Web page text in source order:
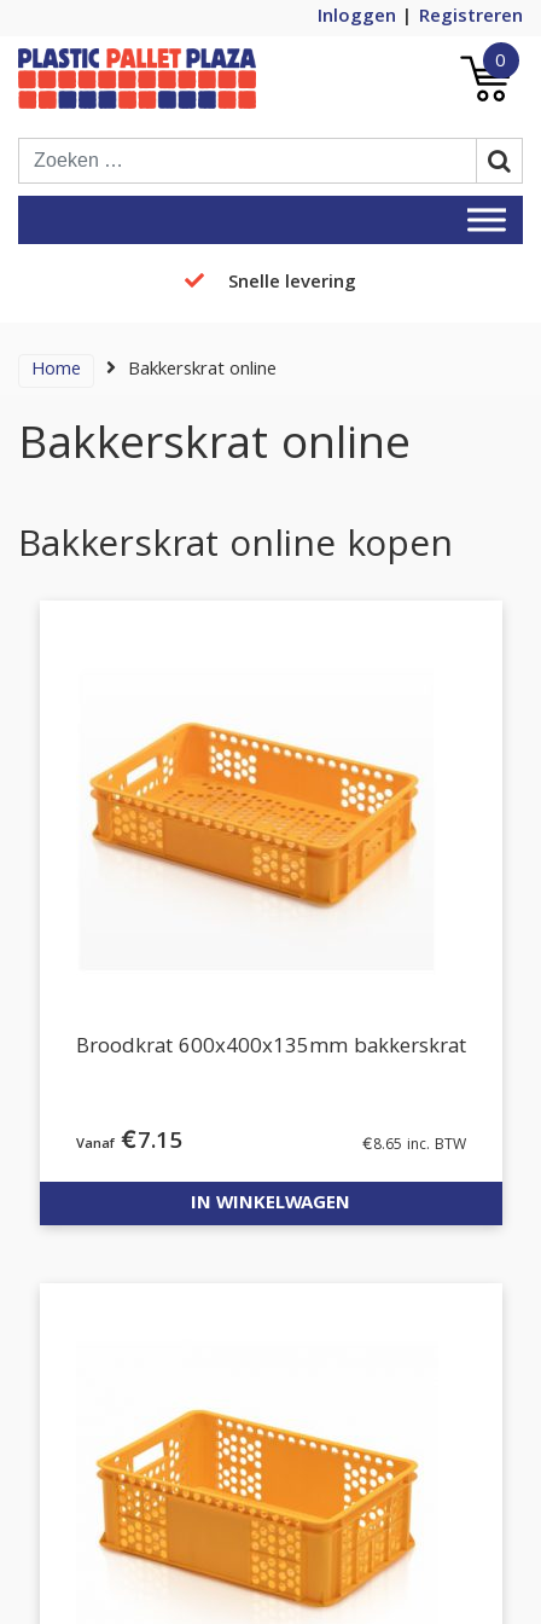
Inloggen
Registreren
Plastic Pallet Plaza
Plastic Pallets Plaza, de nummer 1 in
Europa!
0
Snelle levering
Home Bakkerskrat online
Bakkerskrat online
Bakkerskrat online kopen
Broodkrat 600x400x135mm bakkerskrat
€7.15 €8.65 inc. BTW
IN WINKELWAGEN